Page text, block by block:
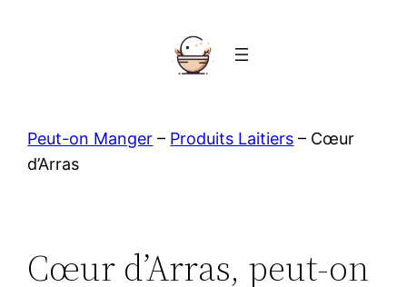
Peut-on Manger – Produits Laitiers – Cœur
d’Arras
Cœur d’Arras, peut-on